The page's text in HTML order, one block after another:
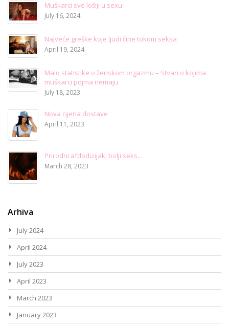
Muškarci sve lošiji u sexu
July 16, 2024
Najveće greške koje ljudi čine tokom seksa
April 19, 2024
Malo statistike o ženskom orgazmu – Stvari o kojima
muškarci pojma nemaju
July 18, 2023
Nova cijena dostave
April 11, 2023
Prirodni afdodizijak, bolji seks...
March 28, 2023
Arhiva
July 2024
April 2024
July 2023
April 2023
March 2023
January 2023